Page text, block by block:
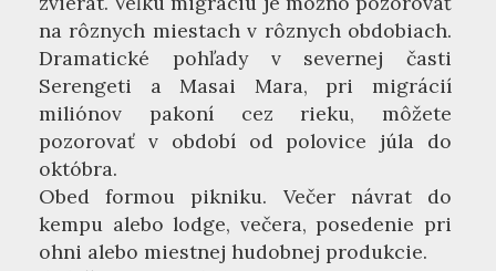
na rôznych miestach v rôznych obdobiach.
Dramatické pohľady v severnej časti
Serengeti a Masai Mara, pri migrácií
miliónov pakoní cez rieku, môžete
pozorovať v období od polovice júla do
októbra.
Obed formou pikniku. Večer návrat do
kempu alebo lodge, večera, posedenie pri
ohni alebo miestnej hudobnej produkcie.